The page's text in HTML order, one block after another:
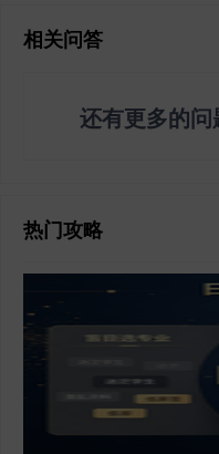
相关问答
还有更多的
热门攻略